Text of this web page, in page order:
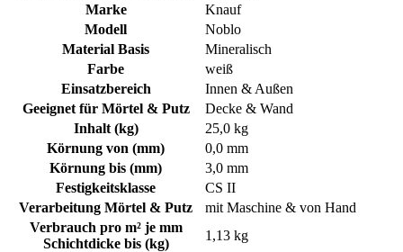
Marke
Knauf
Modell
Noblo
Material Basis
Mineralisch
Farbe
weiß
Einsatzbereich
Innen & Außen
Geeignet für Mörtel & Putz
Decke & Wand
Inhalt (kg)
25,0 kg
Körnung von (mm)
0,0 mm
Körnung bis (mm)
3,0 mm
Festigkeitsklasse
CS II
Verarbeitung Mörtel & Putz
mit Maschine & von Hand
Verbrauch pro m² je mm
Schichtdicke bis (kg)
1,13 kg